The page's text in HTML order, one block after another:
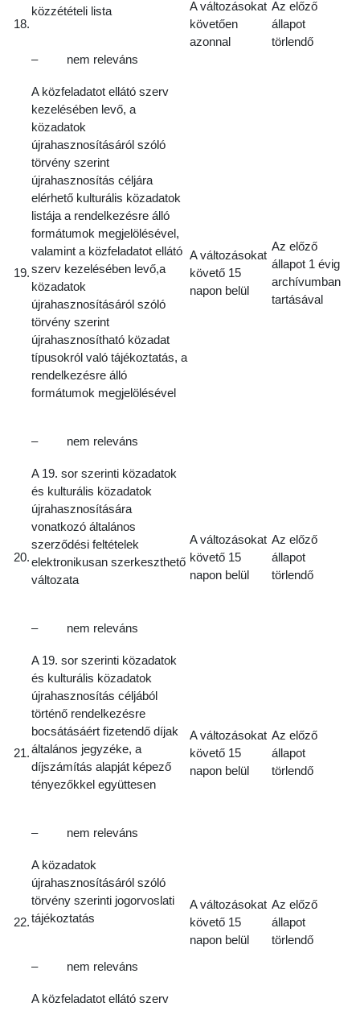
18.
közzétételi lista
– nem releváns
A változásokat
követően
azonnal
Az előző
állapot
törlendő
19.
A közfeladatot ellátó szerv
kezelésében levő, a
közadatok
újrahasznosításáról szóló
törvény szerint
újrahasznosítás céljára
elérhető kulturális közadatok
listája a rendelkezésre álló
formátumok megjelölésével,
valamint a közfeladatot ellátó
szerv kezelésében levő,a
közadatok
újrahasznosításáról szóló
törvény szerint
újrahasznosítható közadat
típusokról való tájékoztatás, a
rendelkezésre álló
formátumok megjelölésével
– nem releváns
A változásokat
követő 15
napon belül
Az előző
állapot 1 évig
archívumban
tartásával
20.
A 19. sor szerinti közadatok
és kulturális közadatok
újrahasznosítására
vonatkozó általános
szerződési feltételek
elektronikusan szerkeszthető
változata
– nem releváns
A változásokat
követő 15
napon belül
Az előző
állapot
törlendő
21.
A 19. sor szerinti közadatok
és kulturális közadatok
újrahasznosítás céljából
történő rendelkezésre
bocsátásáért fizetendő díjak
általános jegyzéke, a
díjszámítás alapját képező
tényezőkkel együttesen
– nem releváns
A változásokat
követő 15
napon belül
Az előző
állapot
törlendő
22.
A közadatok
újrahasznosításáról szóló
törvény szerinti jogorvoslati
tájékoztatás
– nem releváns
A változásokat
követő 15
napon belül
Az előző
állapot
törlendő
A közfeladatot ellátó szerv